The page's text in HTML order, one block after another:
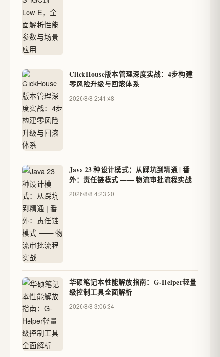
ClickHouse版本管理深度实战：4步构建
零风险升级与回滚体系
2026/8/8 2:41:48
Java 23 种设计模式：从踩坑到精通 | 番
外：责任链模式 —— 物流审批流程实战
2026/8/8 4:23:20
华硕笔记本性能解放指南：G-Helper轻量
级控制工具全面解析
2026/8/8 3:06:34